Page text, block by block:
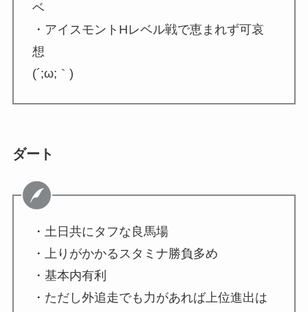
ベ
・アイスモントHレベル戦で恵まれず可哀
想
(´;ω;｀)
ダート
・土日共にタフな良馬場
・上りがかかるスタミナ勝負多め
・基本内有利
・ただし外追走でも力があれば上位進出は